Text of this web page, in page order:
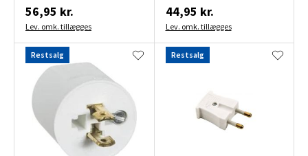
56,95 kr.
Lev. omk. tillægges
44,95 kr.
Lev. omk. tillægges
Restsalg Restsalg